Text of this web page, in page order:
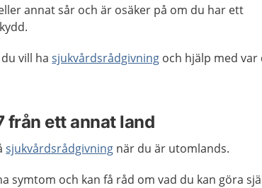
annat sår och är osäker på om du har ett
du vill hasjukvårdsrådgivning och hjälp med var
från ett annat land
sjukvårdsrådgivning när du är utomlands.
symtom och kan få råd om vad du kan göra